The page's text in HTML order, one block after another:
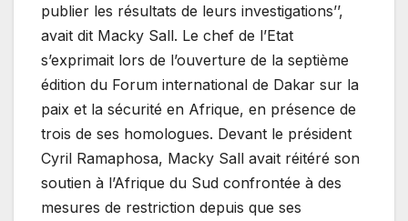
publier les résultats de leurs investigations’’,
avait dit Macky Sall. Le chef de l’Etat
s’exprimait lors de l’ouverture de la septième
édition du Forum international de Dakar sur la
paix et la sécurité en Afrique, en présence de
trois de ses homologues. Devant le président
Cyril Ramaphosa, Macky Sall avait réitéré son
soutien à l’Afrique du Sud confrontée à des
mesures de restriction depuis que ses